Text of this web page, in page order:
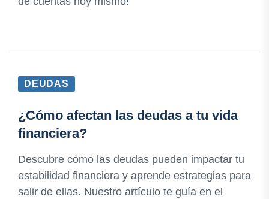
DEUDAS
¿Cómo afectan las deudas a tu vida
financiera?
Descubre cómo las deudas pueden impactar tu
estabilidad financiera y aprende estrategias para
salir de ellas. Nuestro artículo te guía en el